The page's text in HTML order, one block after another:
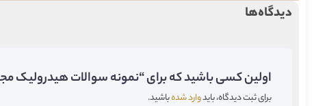
دیدگاه‌ها
اولین کسی باشید که برای “نمونه سوالات هیدرولیک
برای ثبت دیدگاه، بایدوارد شدهباشید.